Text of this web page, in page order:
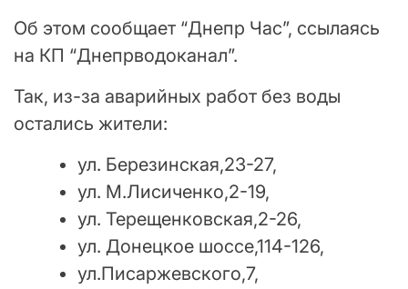
Об этом сообщает “Днепр Час”, ссылаясь
на КП “Днепрводоканал”.
Так, из-за аварийных работ без воды
остались жители:
ул. Березинская,23-27,
ул. М.Лисиченко,2-19,
ул. Терещенковская,2-26,
ул. Донецкое шоссе,114-126,
ул.Писаржевского,7,